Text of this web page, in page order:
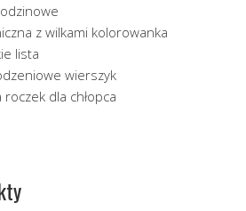
z wilkami kolorowanka
lista
wierszyk
dla chłopca